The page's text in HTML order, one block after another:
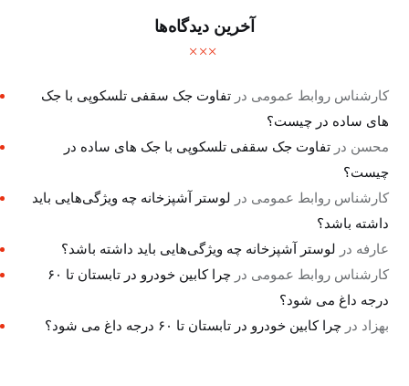
آخرین دیدگاه‌ها
کارشناس روابط عمومی درتفاوت جک سقفی تلسکوپی با جک
های ساده در چیست؟
محسن درتفاوت جک سقفی تلسکوپی با جک های ساده در
چیست؟
کارشناس روابط عمومی در لوستر آشپزخانه چه ویژگی‌هایی باید
داشته باشد؟
عارفه در لوستر آشپزخانه چه ویژگی‌هایی باید داشته باشد؟
کارشناس روابط عمومی در
چرا کابین خودرو در تابستان تا ۶۰
درجه داغ می شود؟
بهزاد درچرا کابین خودرو در تابستان تا ۶۰ درجه داغ می شود؟